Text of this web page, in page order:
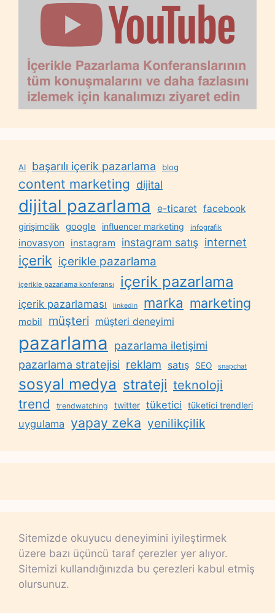
AI başarılı içerik pazarlama blog
content marketing dijital
dijital pazarlama e-ticaret facebook
girişimcilik google influencer marketing infografik
inovasyon instagram instagram satış internet
içerik içerikle pazarlama
içerikle pazarlama konferansı içerik pazarlama
içerik pazarlaması linkedin marka marketing
mobil müşteri müşteri deneyimi
pazarlama
pazarlama iletişimi
pazarlama stratejisi reklam satış SEO snapchat
sosyal medya strateji teknoloji
trend trendwatching twitter tüketici tüketici trendleri
uygulama yapay zeka yenilikçilik
Sitemizde okuyucu deneyimini iyileştirmek
üzere bazı üçüncü taraf çerezler yer alıyor.
Sitemizi kullandığınızda bu çerezleri kabul etmiş
olursunuz.